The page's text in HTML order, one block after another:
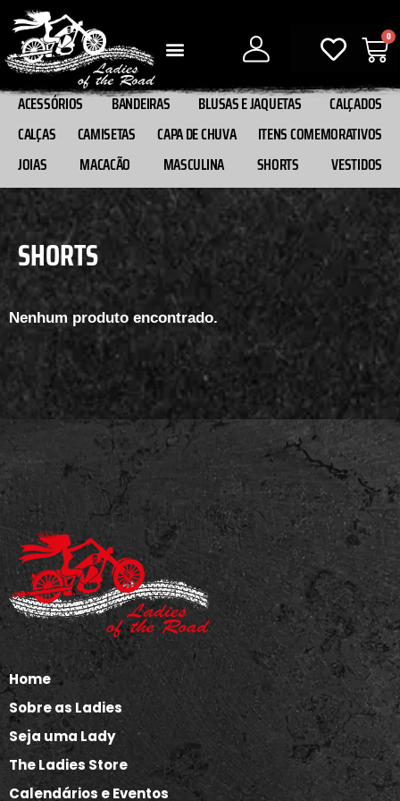
0
ACESSÓRIOS BANDEIRAS BLUSAS E JAQUETAS
CALÇADOS
CALÇAS
CAMISETAS CAPA DE CHUVA
ITENS COMEMORATIVOS
JOIAS
MACACÃO MASCULINA SHORTS VESTIDOS
SHORTS
Nenhum produto encontrado.
Home
Sobre as Ladies
Seja uma Lady
The Ladies Store
Calendários e Eventos